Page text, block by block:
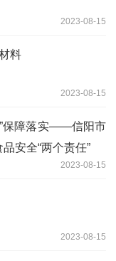
2023-08-15
料
2023-08-15
”保障落实——信阳市
安全“两个责任”
2023-08-15
2023-08-15